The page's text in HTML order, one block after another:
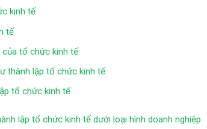
kinh tế
tế
tổ chức kinh tế
thành lập tổ chức kinh tế
tổ chức kinh tế
lập tổ chức kinh tế dưới loại hình doanh nghiệp